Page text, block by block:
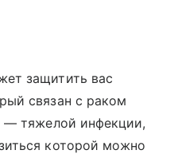
защитить вас
связан с раком
— тяжелой инфекции,
которой можно